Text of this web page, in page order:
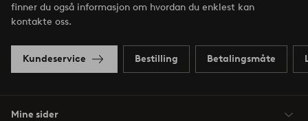
finner du også informasjon om hvordan du enklest kan
kontakte oss.
Kundeservice Bestilling Betalingsmåte
Mine sider